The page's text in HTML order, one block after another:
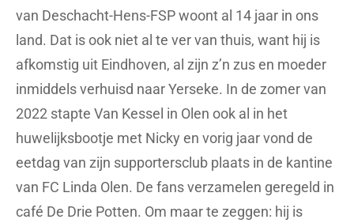
van Deschacht-Hens-FSP woont al 14 jaar in ons
land. Dat is ook niet al te ver van thuis, want hij is
afkomstig uit Eindhoven, al zijn z’n zus en moeder
inmiddels verhuisd naar Yerseke. In de zomer van
2022 stapte Van Kessel in Olen ook al in het
huwelijksbootje met Nicky en vorig jaar vond de
eetdag van zijn supportersclub plaats in de kantine
van FC Linda Olen. De fans verzamelen geregeld in
café De Drie Potten. Om maar te zeggen: hij is